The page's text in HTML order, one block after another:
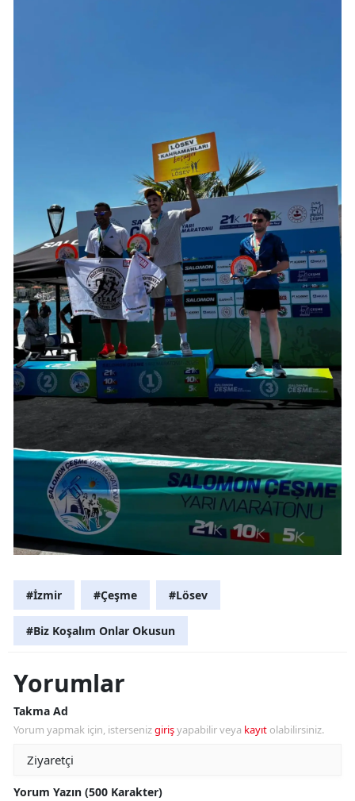
#İzmir #Çeşme #Lösev
#Biz Koşalım Onlar Okusun
Yorumlar
Takma Ad
Yorum yapmak için, istersenizgirişyapabilir veya kayıt olabilirsiniz.
Yorum Yazın (500 Karakter)